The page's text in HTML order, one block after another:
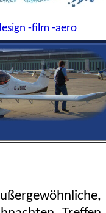
-film -aero